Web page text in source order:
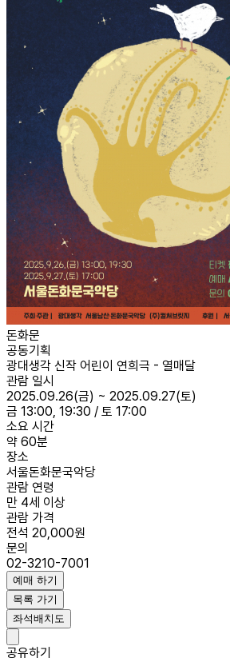
돈화문
공동기획
광대생각 신작 어린이 연희극 - 열매달
관람 일시
2025.09.26(금) ~ 2025.09.27(토)
금 13:00, 19:30 / 토 17:00
소요 시간
약 60분
장소
서울돈화문국악당
관람 연령
만 4세 이상
관람 가격
전석 20,000원
문의
02-3210-7001
예매 하기
목록 가기
좌석배치도
공유하기